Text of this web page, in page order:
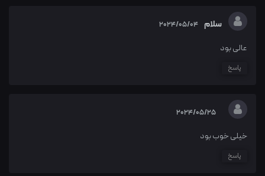
سلام 2024/05/04
عالی بود
پاسخ
2024/05/25
خیلی خوب بود
پاسخ